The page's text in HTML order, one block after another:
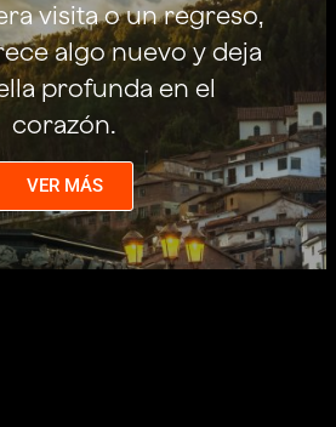
visita o un regreso,
algo nuevo y deja
profunda en el
corazón.
VER MÁS